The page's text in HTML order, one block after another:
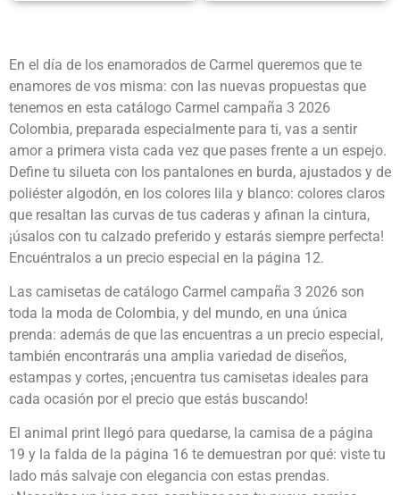
En el día de los enamorados de Carmel queremos que te
enamores de vos misma: con las nuevas propuestas que
tenemos en esta catálogo Carmel campaña 3 2026
Colombia, preparada especialmente para ti, vas a sentir
amor a primera vista cada vez que pases frente a un espejo.
Define tu silueta con los pantalones en burda, ajustados y de
poliéster algodón, en los colores lila y blanco: colores claros
que resaltan las curvas de tus caderas y afinan la cintura,
¡úsalos con tu calzado preferido y estarás siempre perfecta!
Encuéntralos a un precio especial en la página 12.
Las camisetas de catálogo Carmel campaña 3 2026 son
toda la moda de Colombia, y del mundo, en una única
prenda: además de que las encuentras a un precio especial,
también encontrarás una amplia variedad de diseños,
estampas y cortes, ¡encuentra tus camisetas ideales para
cada ocasión por el precio que estás buscando!
El animal print llegó para quedarse, la camisa de a página
19 y la falda de la página 16 te demuestran por qué: viste tu
lado más salvaje con elegancia con estas prendas.